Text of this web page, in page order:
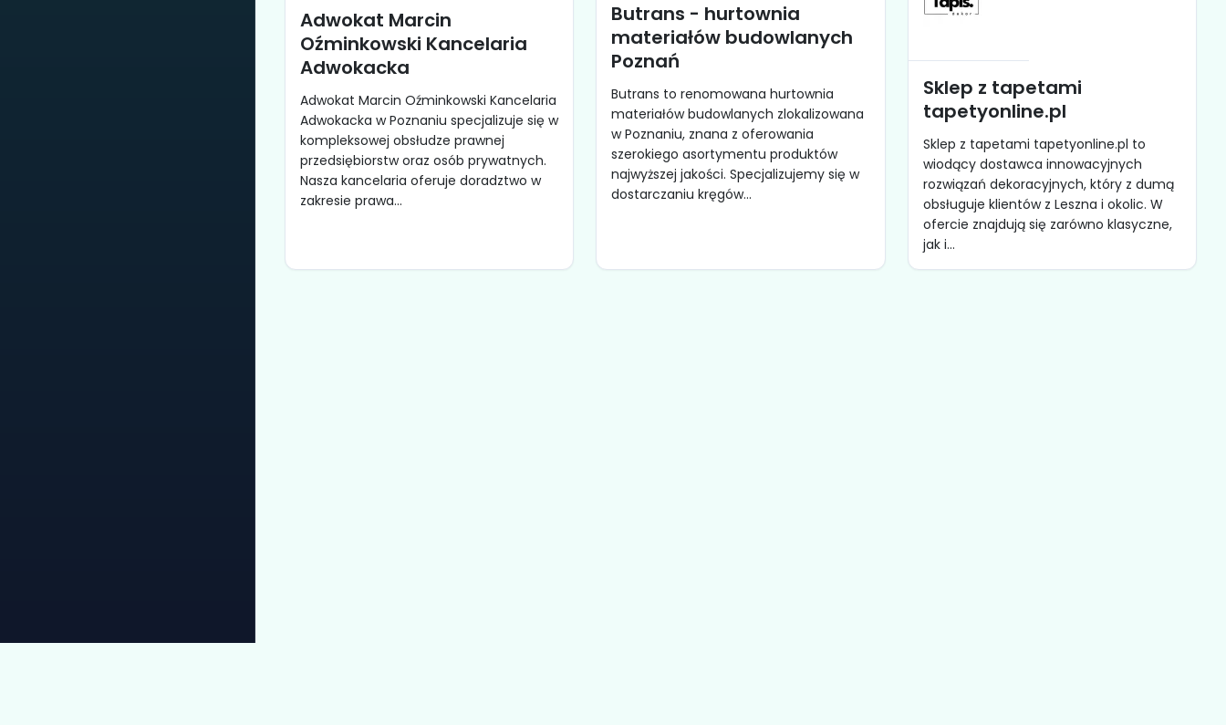
Adwokat Marcin
Oźminkowski Kancelaria
Adwokacka
Adwokat Marcin Oźminkowski Kancelaria
Adwokacka w Poznaniu specjalizuje się w
kompleksowej obsłudze prawnej
przedsiębiorstw oraz osób prywatnych.
Nasza kancelaria oferuje doradztwo w
zakresie prawa...
Butrans - hurtownia
materiałów budowlanych
Poznań
Butrans to renomowana hurtownia
materiałów budowlanych zlokalizowana
w Poznaniu, znana z oferowania
szerokiego asortymentu produktów
najwyższej jakości. Specjalizujemy się w
dostarczaniu kręgów...
Sklep z tapetami
tapetyonline.pl
Sklep z tapetami tapetyonline.pl to
wiodący dostawca innowacyjnych
rozwiązań dekoracyjnych, który z dumą
obsługuje klientów z Leszna i okolic. W
ofercie znajdują się zarówno klasyczne,
jak i...